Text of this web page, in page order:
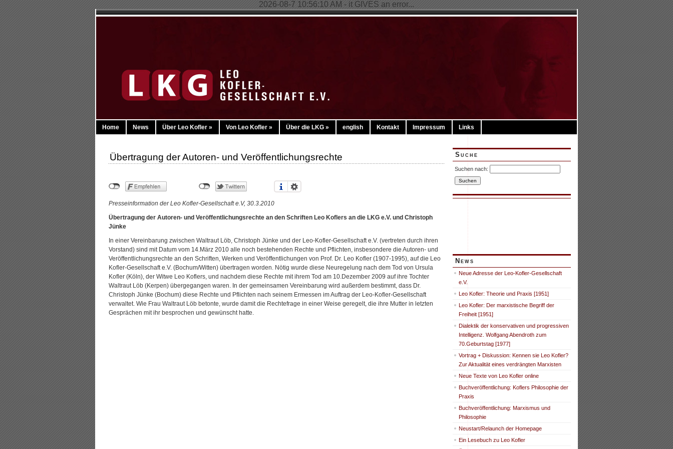
2026-08-7 10:56:10 AM - it GIVES an error...
Home News Über Leo Kofler » Von Leo Kofler » Über die LKG » english Kontakt Impressum Links
Übertragung der Autoren- und Veröffentlichungsrechte
Presseinformation der Leo Kofler-Gesellschaft e.V, 30.3.2010
Übertragung der Autoren- und Veröffentlichungsrechte an den Schriften Leo Koflers an die LKG e.V. und Christoph
Jünke
In einer Vereinbarung zwischen Waltraut Löb, Christoph Jünke und der Leo-Kofler-Gesellschaft e.V. (vertreten durch ihren
Vorstand) sind mit Datum vom 14.März 2010 alle noch bestehenden Rechte und Pflichten, insbesondere die Autoren- und
Veröffentlichungsrechte an den Schriften, Werken und Veröffentlichungen von Prof. Dr. Leo Kofler (1907-1995), auf die Leo
Kofler-Gesellschaft e.V. (Bochum/Witten) übertragen worden. Nötig wurde diese Neuregelung nach dem Tod von Ursula
Kofler (Köln), der Witwe Leo Koflers, und nachdem diese Rechte mit ihrem Tod am 10.Dezember 2009 auf ihre Tochter
Waltraut Löb (Kerpen) übergegangen waren. In der gemeinsamen Vereinbarung wird außerdem bestimmt, dass Dr.
Christoph Jünke (Bochum) diese Rechte und Pflichten nach seinem Ermessen im Auftrag der Leo-Kofler-Gesellschaft
verwaltet. Wie Frau Waltraut Löb betonte, wurde damit die Rechtefrage in einer Weise geregelt, die ihre Mutter in letzten
Gesprächen mit ihr besprochen und gewünscht hatte.
Suche
Suchen nach:
News
Neue Adresse der Leo-Kofler-Gesellschaft
e.V.
Leo Kofler: Theorie und Praxis [1951]
Leo Kofler: Der marxistische Begriff der
Freiheit [1951]
Dialektik der konservativen und progressiven
Intelligenz. Wolfgang Abendroth zum
70.Geburtstag [1977]
Vortrag + Diskussion: Kennen sie Leo Kofler?
Zur Aktualität eines verdrängten Marxisten
Neue Texte von Leo Kofler online
Buchveröffentlichung: Koflers Philosophie der
Praxis
Buchveröffentlichung: Marxismus und
Philosophie
Neustart/Relaunch der Homepage
Ein Lesebuch zu Leo Kofler